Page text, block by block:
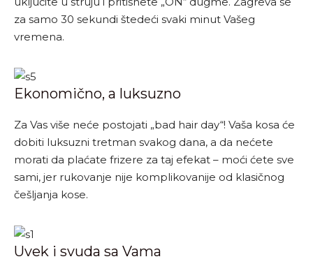
za samo 30 sekundi štedeći svaki minut Vašeg
vremena.
Ekonomično, a luksuzno
Za Vas više neće postojati „bad hair day“! Vaša kosa će
dobiti luksuzni tretman svakog dana, a da nećete
morati da plaćate frizere za taj efekat – moći ćete sve
sami, jer rukovanje nije komplikovanije od klasičnog
češljanja kose.
Uvek i svuda sa Vama